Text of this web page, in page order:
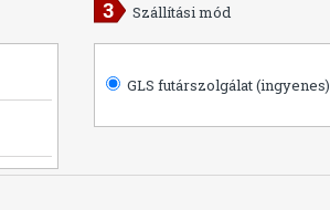
Szállítási mód
GLS futárszolgálat (ingyenes)